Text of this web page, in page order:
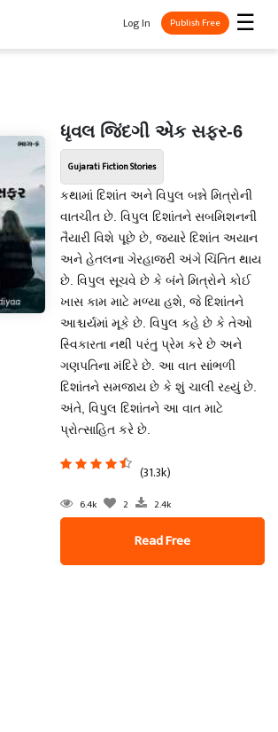
☰
Log In Publish Free
ધૃવલ જિંદગી એક સફર-6
Gujarati Fiction Stories
કથામાં દિશાંત અને વિપુલ બન્ને મિત્રોની
વાતચીત છે. વિપુલ દિશાંતને સબમિશનની
તૈયારી વિશે પૂછે છે, જ્યારે દિશાંત અયાન
અને હેતલના ગેરહાજરી અંગે ચિંતિત થાય
છે. વિપુલ સૂચવે છે કે બંને મિત્રોને કોઈ
ખાસ કામ માટે મળ્યા હશે, જે દિશાંતને
આશ્ચર્યમાં મૂકે છે. વિપુલ કહે છે કે તેઓ
સ્વિકારતા નથી પરંતુ પ્રેમ કરે છે અને
ગણપતિના મંદિરે છે. આ વાત સાંભળી
દિશાંતને સમજાય છે કે શું ચાલી રહ્યું છે.
અંતે, વિપુલ દિશાંતને આ વાત માટે
પ્રોત્સાહિત કરે છે.
(31.3k)
6.4k 2 2.4k
Read Free